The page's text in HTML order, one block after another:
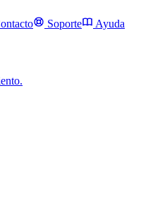
Soporte Ayuda